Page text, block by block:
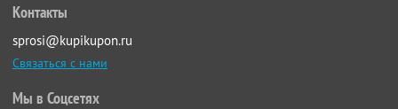
Контакты
sprosi@kupikupon.ru
Связаться с нами
Мы в Соцсетях